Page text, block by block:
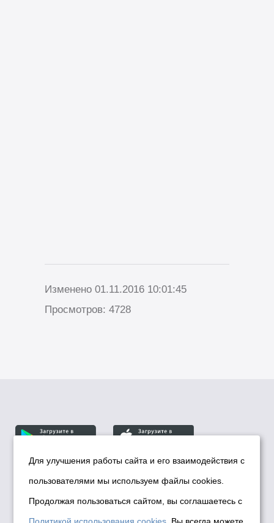
Изменено 01.11.2016 10:01:45
Просмотров: 4728
© Департамент информационной политики мэрии
города Новосибирска, 2026
Политика использования Cookies
Для улучшения работы сайта и его взаимодействия с
пользователями мы используем файлы cookies.
Продолжая пользоваться сайтом, вы соглашаетесь с